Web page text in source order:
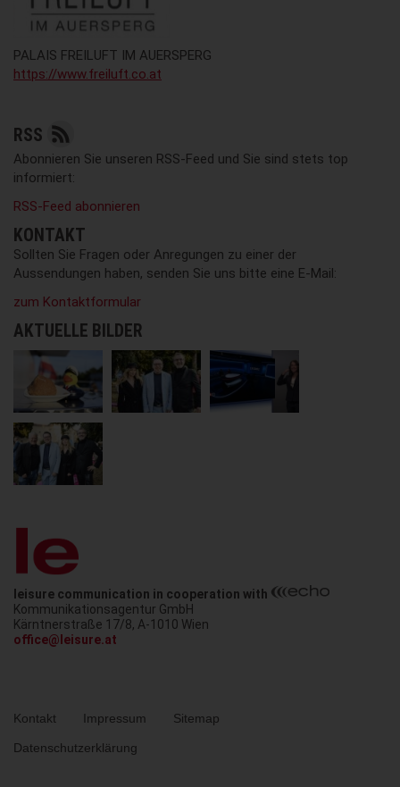
PALAIS FREILUFT IM AUERSPERG
https://www.freiluft.co.at
RSS
Abonnieren Sie unseren RSS-Feed und Sie sind stets top
informiert:
RSS-Feed abonnieren
KONTAKT
Sollten Sie Fragen oder Anregungen zu einer der
Aussendungen haben, senden Sie uns bitte eine E-Mail:
zum Kontaktformular
AKTUELLE BILDER
leisure communication in cooperation with
Kommunikationsagentur GmbH
Kärntnerstraße 17/8, A-1010 Wien
office@leisure.at
Metanavigation
Kontakt Impressum Sitemap
Datenschutzerklärung